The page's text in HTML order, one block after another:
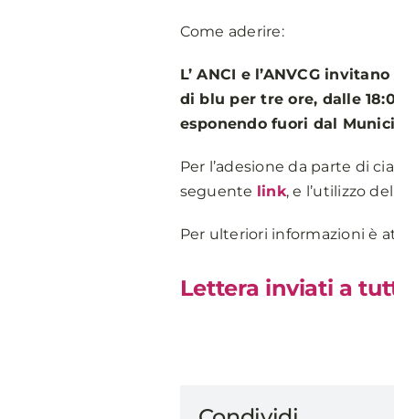
Come aderire:
L’ ANCI e l’ANVCG
di blu per tre ore, dalle
esponendo fuori dal
Per l’adesione da parte di
seguente link, e l’utilizzo
Per ulteriori informazioni è
Lettera inviati a